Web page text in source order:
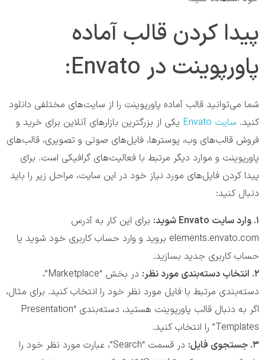
پیدا کردن قالب آماده
پاورپوینت در Envato:
شما می‌‎توانید قالب آماده پاورپوینت را از سایت‌‎های مختلفی دانلود
کنید. سایت Envato
یکی از بزرگترین بازارهای آنلاین برای خرید و
فروش قالب‌های وب، پوسترها، فایل‌های صوتی و تصویری، قالب‌های
پاورپوینت و موارد دیگر مرتبط با فعالیت‎‌های گرافیکی است. برای
پیدا کردن فایل‌های مورد نیاز خود در این سایت، مراحل زیر را باید
دنبال کنید:
۱. وارد سایت Envato شوید:
برای این کار به آدرس
elements.envato.com بروید و وارد حساب کاربری خود شوید یا
حساب کاربری جدید بسازید.
۲. انتخاب دسته‌بندی مورد نظر:
در بخش “Marketplace”،
دسته‌بندی مرتبط با فایل مورد نظر خود را انتخاب کنید. برای مثال،
اگر به دنبال قالب پاورپوینت هستید، دسته‌بندی “Presentation
Templates” را انتخاب کنید.
۳. جستجوی فایل:
در قسمت “Search”، عبارت مورد نظر خود را